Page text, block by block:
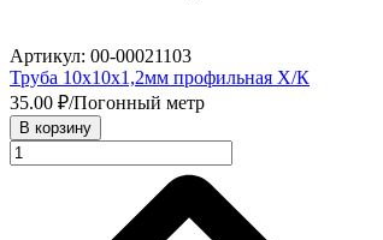
Артикул: 00-00021103
Труба 10х10х1,2мм профильная Х/К
35.00 ₽/Погонный метр
В корзину